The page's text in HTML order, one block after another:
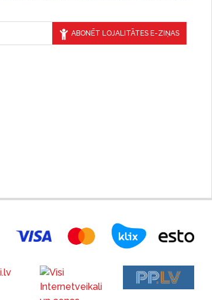
ABONĒT LOJALITĀTES E-ZIŅAS